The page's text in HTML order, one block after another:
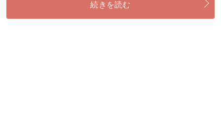
続きを読む